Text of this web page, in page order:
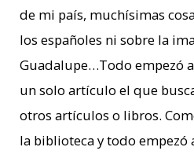
de mi país, muchísimas
los españoles ni sobre la
Guadalupe…Todo empezó
un solo artículo el que
otros artículos o libros.
la biblioteca y todo empezó